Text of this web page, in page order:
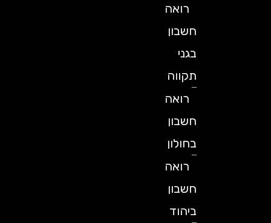
רואה
חשבון
תקווה
רואה
חשבון
בחולון
רואה
חשבון
ביהוד